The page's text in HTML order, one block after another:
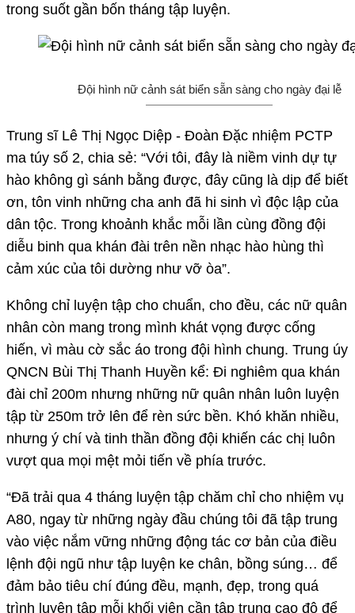
trong suốt gần bốn tháng tập luyện.
Đội hình nữ cảnh sát biển sẵn sàng cho ngày đại lễ
Trung sĩ Lê Thị Ngọc Diệp - Đoàn Đặc nhiệm PCTP
ma túy số 2, chia sẻ: “Với tôi, đây là niềm vinh dự tự
hào không gì sánh bằng được, đây cũng là dịp để biết
ơn, tôn vinh những cha anh đã hi sinh vì độc lập của
dân tộc. Trong khoảnh khắc mỗi lần cùng đồng đội
diễu binh qua khán đài trên nền nhạc hào hùng thì
cảm xúc của tôi dường như vỡ òa”.
Không chỉ luyện tập cho chuẩn, cho đều, các nữ quân
nhân còn mang trong mình khát vọng được cống
hiến, vì màu cờ sắc áo trong đội hình chung. Trung úy
QNCN Bùi Thị Thanh Huyền kể: Đi nghiêm qua khán
đài chỉ 200m nhưng những nữ quân nhân luôn luyện
tập từ 250m trở lên để rèn sức bền. Khó khăn nhiều,
nhưng ý chí và tinh thần đồng đội khiến các chị luôn
vượt qua mọi mệt mỏi tiến về phía trước.
“Đã trải qua 4 tháng luyện tập chăm chỉ cho nhiệm vụ
A80, ngay từ những ngày đầu chúng tôi đã tập trung
vào việc nắm vững những động tác cơ bản của điều
lệnh đội ngũ như tập luyện ke chân, bồng súng… để
đảm bảo tiêu chí đúng đều, mạnh, đẹp, trong quá
trình luyện tập mỗi khối viên cần tập trung cao độ để